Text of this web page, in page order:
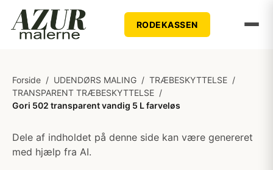
RODEKASSEN
Forside / UDENDØRS MALING / TRÆBESKYTTELSE /
TRANSPARENT TRÆBESKYTTELSE /
Gori 502 transparent vandig 5 L farveløs
Dele af indholdet på denne side kan være genereret
med hjælp fra AI.